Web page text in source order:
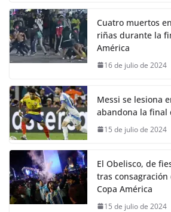
Cuatro muertos
riñas durante la
América
16 de julio de 2024
Messi se lesiona
abandona la final
15 de julio de 2024
El Obelisco, de
tras
Copa América
15 de julio de 2024